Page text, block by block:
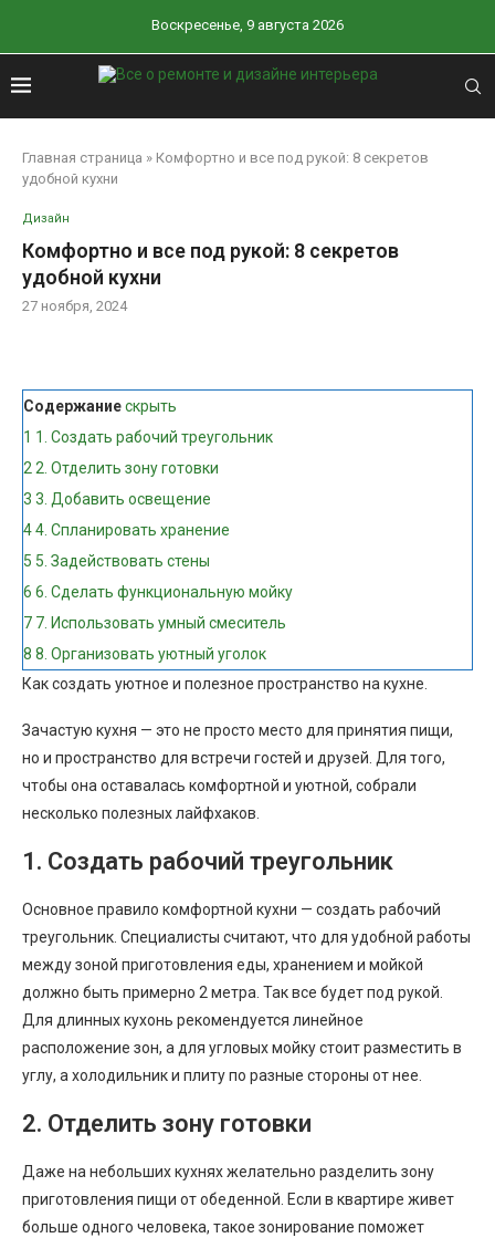
Воскресенье, 9 августа 2026
Главная страница » Комфортно и все под рукой: 8 секретов
удобной кухни
Дизайн
Комфортно и все под рукой: 8 секретов
удобной кухни
27 ноября, 2024
Содержаниескрыть
1 1. Создать рабочий треугольник
2 2. Отделить зону готовки
3 3. Добавить освещение
44. Спланировать хранение
5 5. Задействовать стены
6 6. Сделать функциональную мойку
7 7. Использовать умный смеситель
8 8. Организовать уютный уголок
Как создать уютное и полезное пространство на кухне.
Зачастую кухня — это не просто место для принятия пищи,
но и пространство для встречи гостей и друзей. Для того,
чтобы она оставалась комфортной и уютной, собрали
несколько полезных лайфхаков.
1. Создать рабочий треугольник
Основное правило комфортной кухни — создать рабочий
треугольник. Специалисты считают, что для удобной работы
между зоной приготовления еды, хранением и мойкой
должно быть примерно 2 метра. Так все будет под рукой.
Для длинных кухонь рекомендуется линейное
расположение зон, а для угловых мойку стоит разместить в
углу, а холодильник и плиту по разные стороны от нее.
2. Отделить зону готовки
Даже на небольших кухнях желательно разделить зону
приготовления пищи от обеденной. Если в квартире живет
больше одного человека, такое зонирование поможет